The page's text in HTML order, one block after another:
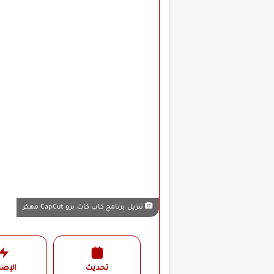
تنزيل برنامج كاب كات برو CapCut مهكر
تحديث